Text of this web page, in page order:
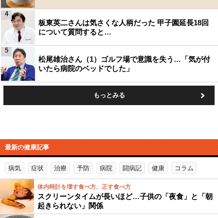
板東英二さんは気さくな人柄だった 甲子園延長18回
について質問すると…
4
松尾雄治さん（1）ゴルフ場で意識を失う…「気が付
いたら病院のベッドでした」
5
もっとみる
最新の健康記事
病気 症状 治療 予防 病院 闘病記 健康 コラム
体内時計を壊す食べ方、正す食べ方
スクリーンタイムが長いほど…子供の「夜食」と「朝
起きられない」関係